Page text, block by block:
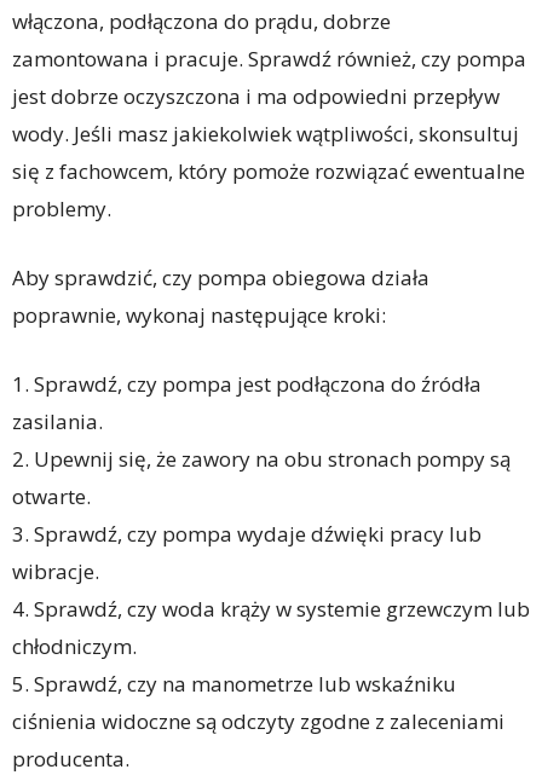
włączona, podłączona do prądu, dobrze
zamontowana i pracuje. Sprawdź również, czy pompa
jest dobrze oczyszczona i ma odpowiedni przepływ
wody. Jeśli masz jakiekolwiek wątpliwości, skonsultuj
się z fachowcem, który pomoże rozwiązać ewentualne
problemy.
Aby sprawdzić, czy pompa obiegowa działa
poprawnie, wykonaj następujące kroki:
1. Sprawdź, czy pompa jest podłączona do źródła
zasilania.
2. Upewnij się, że zawory na obu stronach pompy są
otwarte.
3. Sprawdź, czy pompa wydaje dźwięki pracy lub
wibracje.
4. Sprawdź, czy woda krąży w systemie grzewczym lub
chłodniczym.
5. Sprawdź, czy na manometrze lub wskaźniku
ciśnienia widoczne są odczyty zgodne z zaleceniami
producenta.